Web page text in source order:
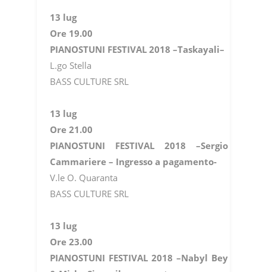
13 lug
Ore 19.00
PIANOSTUNI FESTIVAL 2018 –Taskayali–
L.go Stella
BASS CULTURE SRL
13 lug
Ore 21.00
PIANOSTUNI FESTIVAL 2018 –Sergio
Cammariere – Ingresso a pagamento-
V.le O. Quaranta
BASS CULTURE SRL
13 lug
Ore 23.00
PIANOSTUNI FESTIVAL 2018 –Nabyl Bey